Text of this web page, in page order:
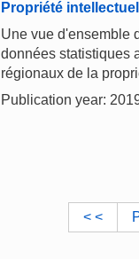
Propriété
Une vue d'ensemble
données statistiques
régionaux de la
Publication year:
< <